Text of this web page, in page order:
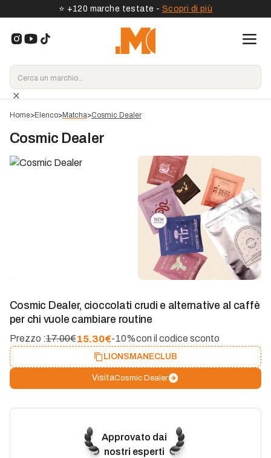
⭐️ +120 marche testate - Scopri di più
Home>Elenco>Matcha>Cosmic Dealer
Cosmic Dealer
Cosmic Dealer, cioccolati crudi e alternative al caffè
per chi vuole cambiare routine
Prezzo :17.00€15.30€-10%con il codice sconto
LIONSMANECLUB
VisitaCosmic Dealer
Approvato dai
nostri esperti